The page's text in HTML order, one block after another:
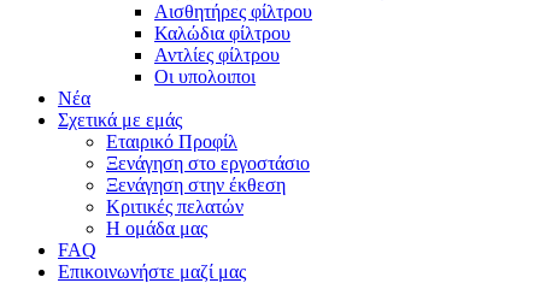
Αισθητήρες φίλτρου
Καλώδια φίλτρου
Αντλίες φίλτρου
Οι υπολοιποι
Νέα
Σχετικά με εμάς
Εταιρικό Προφίλ
Ξενάγηση στο εργοστάσιο
Ξενάγηση στην έκθεση
Κριτικές πελατών
Η ομάδα μας
FAQ
Επικοινωνήστε μαζί μας